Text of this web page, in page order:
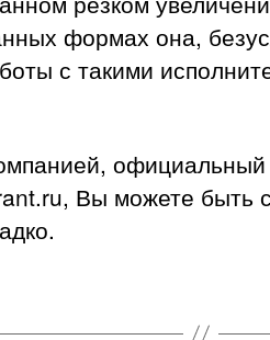
формах она,
с такими
официальный
Вы можете быть